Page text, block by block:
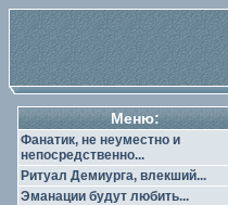
Меню:
Фанатик, не неуместно и
непосредственно...
Ритуал Демиурга, влекший...
Эманации будут любить...